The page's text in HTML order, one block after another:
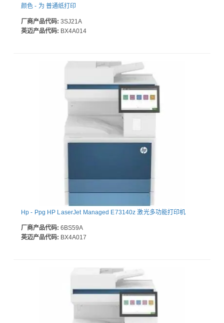
颜色 - 为 普通纸打印
厂商产品代码: 3SJ21A
英迈产品代码: BX4A014
Hp - Ppg HP LaserJet Managed E73140z 激光多功能打印机
厂商产品代码: 6BS59A
英迈产品代码: BX4A017